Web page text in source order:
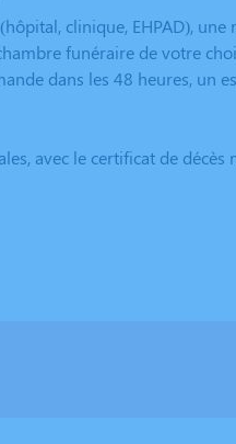
clinique, EHPAD), une
funéraire de votre
dans les 48 heures, un
avec le certificat de décès